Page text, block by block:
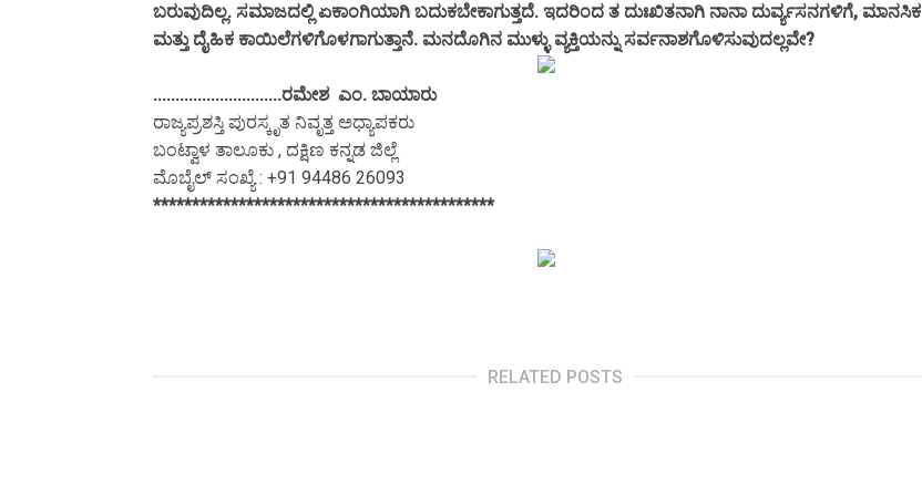
ಬರುವುದಿಲ್ಲ. ಸಮಾಜದಲ್ಲಿ ಏಕಾಂಗಿಯಾಗಿ ಬದುಕಬೇಕಾಗುತ್ತದೆ. ಇದರಿಂದ ತ ದುಃಖಿತನಾಗಿ ನಾನಾ ದುರ್ವ್ಯಸನಗಳಿಗೆ, ಮಾನಸಿಕ
ಮತ್ತು ದೈಹಿಕ ಕಾಯಿಲೆಗಳಿಗೊಳಗಾಗುತ್ತಾನೆ. ಮನದೊಗಿನ ಮುಳ್ಳು ವ್ಯಕ್ತಿಯನ್ನು ಸರ್ವನಾಶಗೊಳಿಸುವುದಲ್ಲವೇ?
.............................ರಮೇಶ ಎಂ. ಬಾಯಾರು
ರಾಜ್ಯಪ್ರಶಸ್ತಿ ಪುರಸ್ಕೃತ ನಿವೃತ್ತ ಅಧ್ಯಾಪಕರು
ಬಂಟ್ವಾಳ ತಾಲೂಕು , ದಕ್ಷಿಣ ಕನ್ನಡ ಜಿಲ್ಲೆ
ಮೊಬೈಲ್ ಸಂಖ್ಯೆ : +91 94486 26093
********************************************
RELATED POSTS